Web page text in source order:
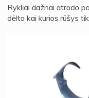
Rykliai dažnai atrodo
dėlto kai kurios rūšys